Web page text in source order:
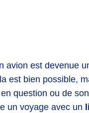
avion est devenue
est bien possible,
question ou de
un voyage avec un